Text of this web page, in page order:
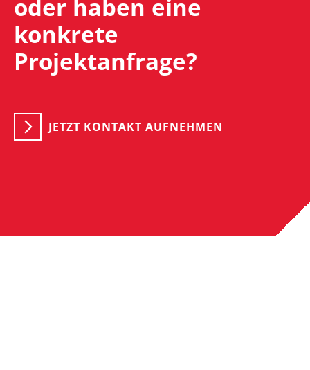
oder haben eine
konkrete
Projektanfrage?
JETZT KONTAKT AUFNEHMEN